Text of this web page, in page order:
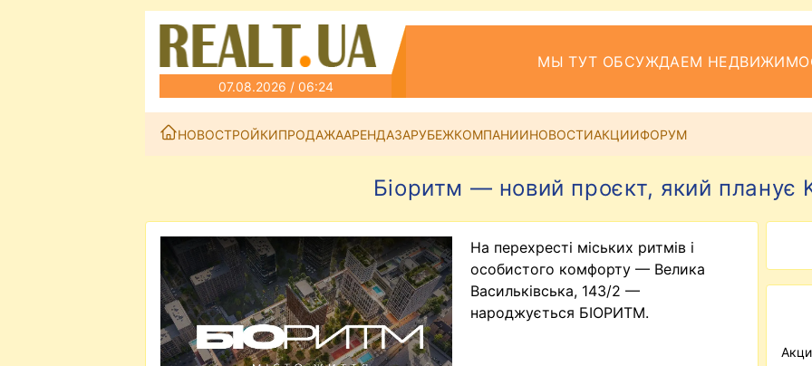
07.08.2026 / 06:24
МЫ ТУТ ОБСУЖДАЕМ
НОВОСТРОЙКИПРОДАЖААРЕНДАЗАРУБЕЖКОМПАНИИНОВОСТИАКЦИИФОРУМ
Біоритм — новий проєкт, який планує
На перехресті міських ритмів і
особистого комфорту — Велика
Васильківська, 143/2 —
народжується БІОРИТМ.